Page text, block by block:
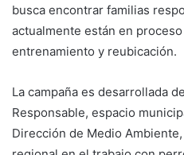
busca encontrar familias
actualmente están en
entrenamiento y reubicación.
La campaña es desarrollada
Responsable, espacio
Dirección de Medio